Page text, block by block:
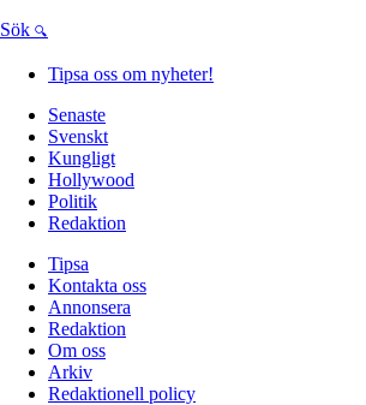
Sök
Tipsa oss om nyheter!
Senaste
Svenskt
Kungligt
Hollywood
Politik
Redaktion
Tipsa
Kontakta oss
Annonsera
Redaktion
Om oss
Arkiv
Redaktionell policy